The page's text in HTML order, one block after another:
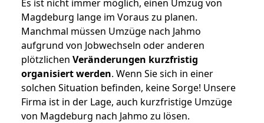
Es ist nicht immer möglich, einen Umzug von
Magdeburg lange im Voraus zu planen.
Manchmal müssen Umzüge nach Jahmo
aufgrund von Jobwechseln oder anderen
plötzlichen Veränderungen kurzfristig
organisiert werden. Wenn Sie sich in einer
solchen Situation befinden, keine Sorge! Unsere
Firma ist in der Lage, auch kurzfristige Umzüge
von Magdeburg nach Jahmo zu lösen.